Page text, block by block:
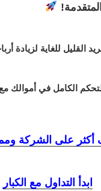
القليل للغاية لزيادة
الكامل في أموالك
على الشركة
ابدأ التداول مع الكبار